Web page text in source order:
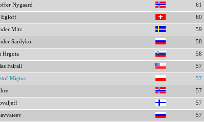
Nygaard 61
Egloff 60
Mitz 59
Sardyko 58
Hrgota 58
Fairall 57
Miętus 57
57
57
57